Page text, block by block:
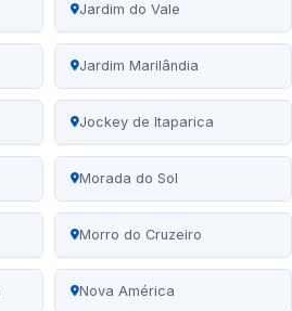
Jardim do Vale
Jardim Marilândia
Jockey de Itaparica
Morada do Sol
Morro do Cruzeiro
Nova América